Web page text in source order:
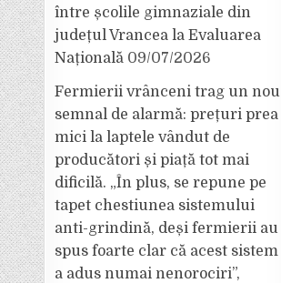
între școlile gimnaziale din
județul Vrancea la Evaluarea
Națională 09/07/2026
Fermierii vrânceni trag un nou
semnal de alarmă: prețuri prea
mici la laptele vândut de
producători și piață tot mai
dificilă. „În plus, se repune pe
tapet chestiunea sistemului
anti-grindină, deși fermierii au
spus foarte clar că acest sistem
a adus numai nenorociri”,